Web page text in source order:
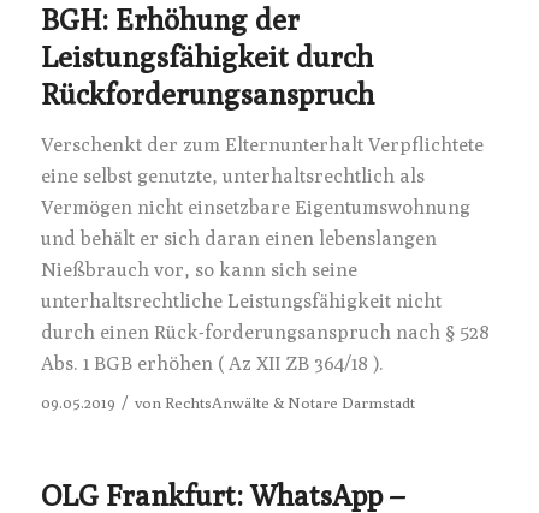
BGH: Erhöhung der
Leistungsfähigkeit durch
Rückforderungsanspruch
Verschenkt der zum Elternunterhalt Verpflichtete
eine selbst genutzte, unterhaltsrechtlich als
Vermögen nicht einsetzbare Eigentumswohnung
und behält er sich daran einen lebenslangen
Nießbrauch vor, so kann sich seine
unterhaltsrechtliche Leistungsfähigkeit nicht
durch einen Rück-forderungsanspruch nach § 528
Abs. 1 BGB erhöhen ( Az XII ZB 364/18 ).
09.05.2019 / von RechtsAnwälte & Notare Darmstadt
OLG Frankfurt: WhatsApp –